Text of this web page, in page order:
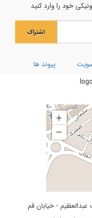
خود را وارد کنید
اشتراک
پیوند ها
- خیابان قم